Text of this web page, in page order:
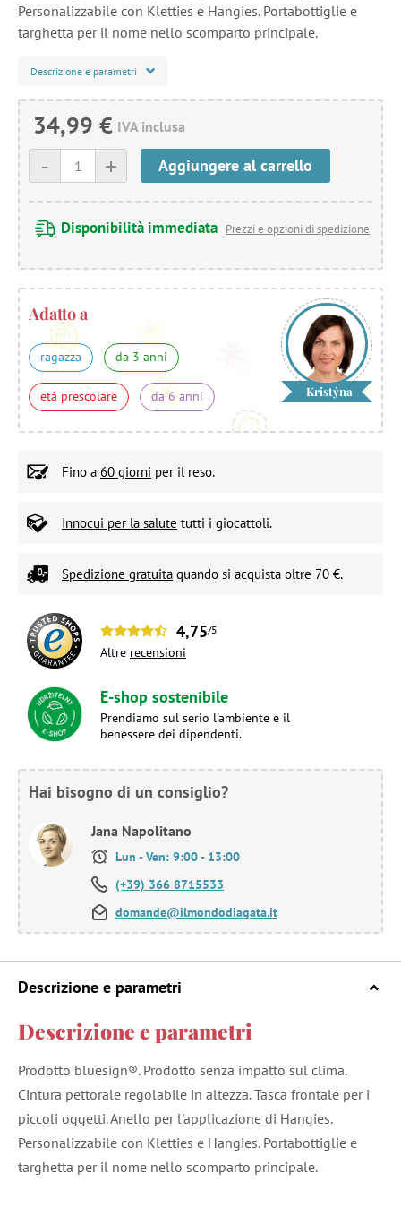
Personalizzabile con Kletties e Hangies. Portabottiglie e
targhetta per il nome nello scomparto principale.
Descrizione e parametri
34,99 € IVA inclusa
+
- Aggiungere al carrello
Disponibilità immediata Prezzi e opzioni di spedizione
Adatto a
ragazza da 3 anni
età prescolare da 6 anni Kristýna
Fino a 60 giorni per il reso.
Innocui per la salute tutti i giocattoli.
Spedizione gratuita quando si acquista oltre 70 €.
4,75/5
Altre recensioni
E-shop sostenibile
Prendiamo sul serio l'ambiente e il
benessere dei dipendenti.
Hai bisogno di un consiglio?
Jana Napolitano
Lun - Ven: 9:00 - 13:00
(+39) 366 8715533
domande@ilmondodiagata.it
Descrizione e parametri
Descrizione e parametri
Prodotto bluesign®. Prodotto senza impatto sul clima.
Cintura pettorale regolabile in altezza. Tasca frontale per i
piccoli oggetti. Anello per l'applicazione di Hangies.
Personalizzabile con Kletties e Hangies. Portabottiglie e
targhetta per il nome nello scomparto principale.